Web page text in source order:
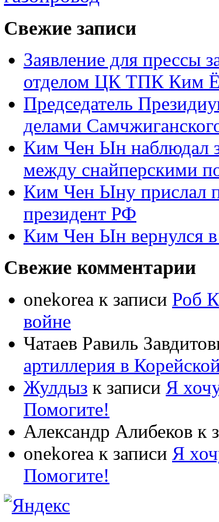
Свежие записи
Заявление для прессы
отделом ЦК ТПК Ким
Председатель
делами
Ким Чен Ын наблюдал
между снайперскими
Ким Чен Ыну прислал
президент РФ
Ким Чен Ын вернулся
Свежие комментарии
onekorea к записи Роб
войне
Чатаев Равиль
артиллерия в
Жулдыз к записи Я
Помогите!
Александр Алибеков к
onekorea к записи Я
Помогите!